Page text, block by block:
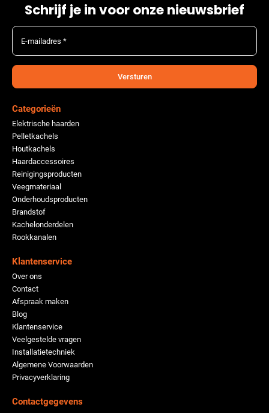
Schrijf je in voor onze nieuwsbrief
E-mailadres *
Versturen
Categorieën
Elektrische haarden
Pelletkachels
Houtkachels
Haardaccessoires
Reinigingsproducten
Veegmateriaal
Onderhoudsproducten
Brandstof
Kachelonderdelen
Rookkanalen
Klantenservice
Over ons
Contact
Afspraak maken
Blog
Klantenservice
Veelgestelde vragen
Installatietechniek
Algemene Voorwaarden
Privacyverklaring
Contactgegevens